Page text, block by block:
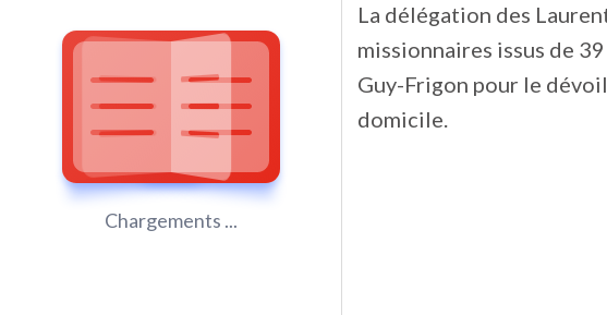
Chargements ...
La délégation des
missionnaires issus de
Guy-Frigon pour le
domicile.